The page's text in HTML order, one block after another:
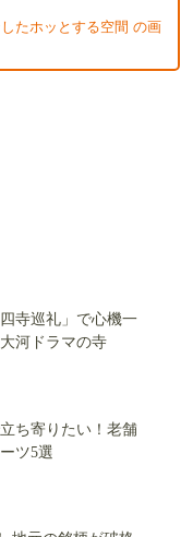
たホッとする空間 の画
寺巡礼」で心機一
河ドラマの寺
ち寄りたい！老舗
ツ5選